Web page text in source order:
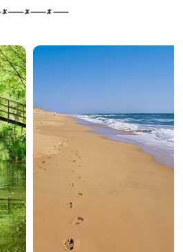
Les plages
Plus d'informations